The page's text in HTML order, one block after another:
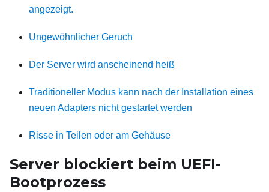
angezeigt.
Ungewöhnlicher Geruch
Der Server wird anscheinend heiß
Traditioneller Modus kann nach der Installation eines
neuen Adapters nicht gestartet werden
Risse in Teilen oder am Gehäuse
Server blockiert beim UEFI-
Bootprozess